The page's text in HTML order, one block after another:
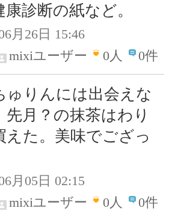
診断の紙など。
月26日 15:46
mixiユーザー
0人 0件
ゅりんには出会えな
先月？の抹茶はわり
えた。美味でござっ
月05日 02:15
mixiユーザー
0人 0件